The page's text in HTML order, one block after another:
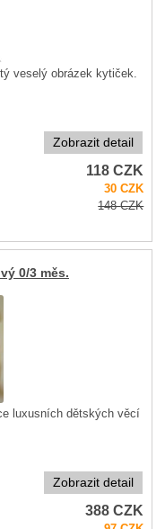
veselý obrázek kytiček.
Zobrazit detail
118CZK
30CZK
148CZK
0/3 měs.
luxusních dětských věcí
Zobrazit detail
388CZK